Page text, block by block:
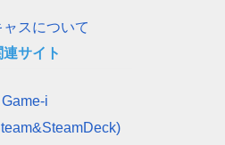
ャスについて
連サイト
Game-i